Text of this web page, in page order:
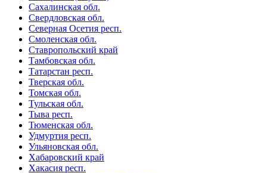
Сахалинская обл.
Свердловская обл.
Северная Осетия респ.
Смоленская обл.
Ставропольский край
Тамбовская обл.
Татарстан респ.
Тверская обл.
Томская обл.
Тульская обл.
Тыва респ.
Тюменская обл.
Удмуртия респ.
Ульяновская обл.
Хабаровский край
Хакасия респ.